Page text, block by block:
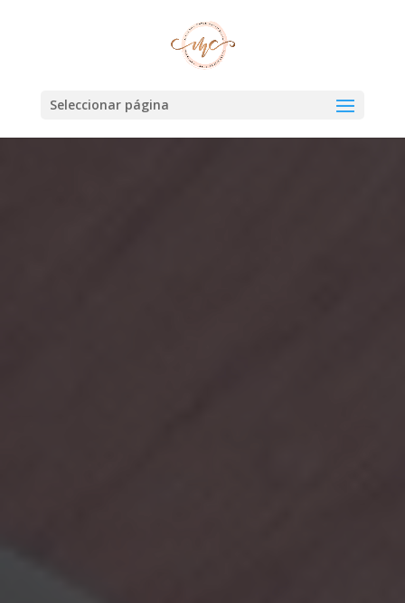
Seleccionar página